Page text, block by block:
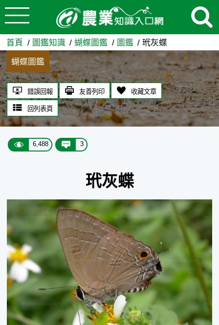
跳到主要內容
玳灰蝶 - 農業知識入口網
首頁 圖鑑知識 蝴蝶圖鑑 圖鑑 玳灰蝶
蝴蝶圖鑑
錯誤回報 友善列印 收藏文章
回列表頁
6,488 3
玳灰蝶